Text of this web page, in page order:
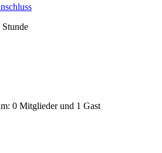
0 Mitglieder und 1 Gast